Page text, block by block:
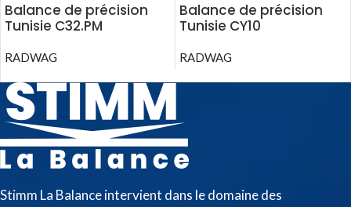
Balance de précision
Tunisie C32.PM
RADWAG
Balance de précision
Tunisie CY10
RADWAG
Stimm La Balance intervient dans le domaine des